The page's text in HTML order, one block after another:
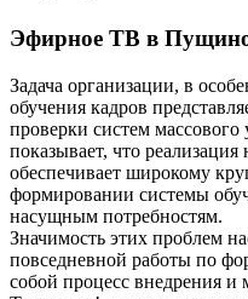
Эфирное ТВ в
Задача организации, в
обучения кадров
проверки систем массового
показывает, что
обеспечивает широкому
формировании системы
насущным потребностям.
Значимость этих проблем
повседневной работы по
собой процесс внедрения и